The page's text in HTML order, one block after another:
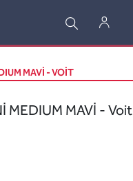
MAVİ - VOIT
MEDIUM MAVİ - Voit